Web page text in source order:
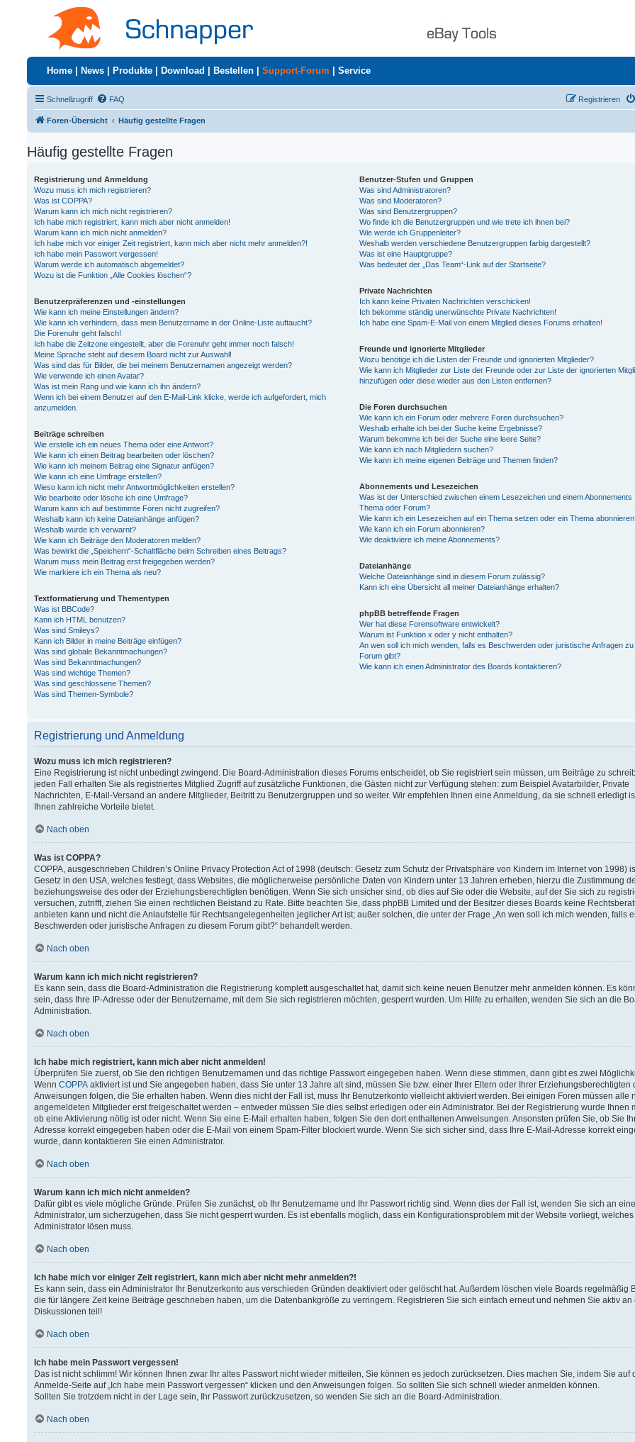
Home News Produkte Download Bestellen Support-Forum Service
Schnellzugriff FAQ Registrieren
Foren-Übersicht Häufig gestellte Fragen
Häufig gestellte Fragen
Registrierung und Anmeldung
Wozu muss ich mich registrieren?
Was ist COPPA?
Warum kann ich mich nicht registrieren?
Ich habe mich registriert, kann mich aber nicht anmelden!
Warum kann ich mich nicht anmelden?
Ich habe mich vor einiger Zeit registriert, kann mich aber nicht mehr anmelden?!
Ich habe mein Passwort vergessen!
Warum werde ich automatisch abgemeldet?
Wozu ist die Funktion „Alle Cookies löschen“?
Benutzerpräferenzen und -einstellungen
Wie kann ich meine Einstellungen ändern?
Wie kann ich verhindern, dass mein Benutzername in der Online-Liste auftaucht?
Die Forenuhr geht falsch!
Ich habe die Zeitzone eingestellt, aber die Forenuhr geht immer noch falsch!
Meine Sprache steht auf diesem Board nicht zur Auswahl!
Was sind das für Bilder, die bei meinem Benutzernamen angezeigt werden?
Wie verwende ich einen Avatar?
Was ist mein Rang und wie kann ich ihn ändern?
Wenn ich bei einem Benutzer auf den E-Mail-Link klicke, werde ich aufgefordert, mich
anzumelden.
Beiträge schreiben
Wie erstelle ich ein neues Thema oder eine Antwort?
Wie kann ich einen Beitrag bearbeiten oder löschen?
Wie kann ich meinem Beitrag eine Signatur anfügen?
Wie kann ich eine Umfrage erstellen?
Wieso kann ich nicht mehr Antwortmöglichkeiten erstellen?
Wie bearbeite oder lösche ich eine Umfrage?
Warum kann ich auf bestimmte Foren nicht zugreifen?
Weshalb kann ich keine Dateianhänge anfügen?
Weshalb wurde ich verwarnt?
Wie kann ich Beiträge den Moderatoren melden?
Was bewirkt die „Speichern“-Schaltfläche beim Schreiben eines Beitrags?
Warum muss mein Beitrag erst freigegeben werden?
Wie markiere ich ein Thema als neu?
Textformatierung und Thementypen
Was ist BBCode?
Kann ich HTML benutzen?
Was sind Smileys?
Kann ich Bilder in meine Beiträge einfügen?
Was sind globale Bekanntmachungen?
Was sind Bekanntmachungen?
Was sind wichtige Themen?
Was sind geschlossene Themen?
Was sind Themen-Symbole?
Benutzer-Stufen und Gruppen
Was sind Administratoren?
Was sind Moderatoren?
Was sind Benutzergruppen?
Wo finde ich die Benutzergruppen und wie trete ich ihnen bei?
Wie werde ich Gruppenleiter?
Weshalb werden verschiedene Benutzergruppen farbig dargestellt?
Was ist eine Hauptgruppe?
Was bedeutet der „Das Team“-Link auf der Startseite?
Private Nachrichten
Ich kann keine Privaten Nachrichten verschicken!
Ich bekomme ständig unerwünschte Private Nachrichten!
Ich habe eine Spam-E-Mail von einem Mitglied dieses Forums erhalten!
Freunde und ignorierte Mitglieder
Wozu benötige ich die Listen der Freunde und ignorierten Mitglieder?
Wie kann ich Mitglieder zur Liste der Freunde oder zur Liste der ignorierten
hinzufügen oder diese wieder aus den Listen entfernen?
Die Foren durchsuchen
Wie kann ich ein Forum oder mehrere Foren durchsuchen?
Weshalb erhalte ich bei der Suche keine Ergebnisse?
Warum bekomme ich bei der Suche eine leere Seite?
Wie kann ich nach Mitgliedern suchen?
Wie kann ich meine eigenen Beiträge und Themen finden?
Abonnements und Lesezeichen
Was ist der Unterschied zwischen einem Lesezeichen und einem Abonnements
Thema oder Forum?
Wie kann ich ein Lesezeichen auf ein Thema setzen oder ein Thema
Wie kann ich ein Forum abonnieren?
Wie deaktiviere ich meine Abonnements?
Dateianhänge
Welche Dateianhänge sind in diesem Forum zulässig?
Kann ich eine Übersicht all meiner Dateianhänge erhalten?
phpBB betreffende Fragen
Wer hat diese Forensoftware entwickelt?
Warum ist Funktion x oder y nicht enthalten?
An wen soll ich mich wenden, falls es Beschwerden oder juristische Anfragen
Forum gibt?
Wie kann ich einen Administrator des Boards kontaktieren?
Registrierung und Anmeldung
Wozu muss ich mich registrieren?
Eine Registrierung ist nicht unbedingt zwingend. Die Board-Administration dieses Forums entscheidet, ob Sie registriert sein müssen, um Beiträge zu
jeden Fall erhalten Sie als registriertes Mitglied Zugriff auf zusätzliche Funktionen, die Gästen nicht zur Verfügung stehen: zum Beispiel Avatarbilder, Private
Nachrichten, E-Mail-Versand an andere Mitglieder, Beitritt zu Benutzergruppen und so weiter. Wir empfehlen Ihnen eine Anmeldung, da sie schnell erledigt
Ihnen zahlreiche Vorteile bietet.
Nach oben
Was ist COPPA?
COPPA, ausgeschrieben Children’s Online Privacy Protection Act of 1998 (deutsch: Gesetz zum Schutz der Privatsphäre von Kindern im Internet von 1998)
Gesetz in den USA, welches festlegt, dass Websites, die möglicherweise persönliche Daten von Kindern unter 13 Jahren erheben, hierzu die Zustimmung
beziehungsweise des oder der Erziehungsberechtigten benötigen. Wenn Sie sich unsicher sind, ob dies auf Sie oder die Website, auf der Sie sich zu
versuchen, zutrifft, ziehen Sie einen rechtlichen Beistand zu Rate. Bitte beachten Sie, dass phpBB Limited und der Besitzer dieses Boards keine
anbieten kann und nicht die Anlaufstelle für Rechtsangelegenheiten jeglicher Art ist; außer solchen, die unter der Frage „An wen soll ich mich wenden, falls
Beschwerden oder juristische Anfragen zu diesem Forum gibt?“ behandelt werden.
Nach oben
Warum kann ich mich nicht registrieren?
Es kann sein, dass die Board-Administration die Registrierung komplett ausgeschaltet hat, damit sich keine neuen Benutzer mehr anmelden können. Es
sein, dass Ihre IP-Adresse oder der Benutzername, mit dem Sie sich registrieren möchten, gesperrt wurden. Um Hilfe zu erhalten, wenden Sie sich an die
Administration.
Nach oben
Ich habe mich registriert, kann mich aber nicht anmelden!
Überprüfen Sie zuerst, ob Sie den richtigen Benutzernamen und das richtige Passwort eingegeben haben. Wenn diese stimmen, dann gibt es zwei
Wenn COPPA aktiviert ist und Sie angegeben haben, dass Sie unter 13 Jahre alt sind, müssen Sie bzw. einer Ihrer Eltern oder Ihrer Erziehungsberechtigten
Anweisungen folgen, die Sie erhalten haben. Wenn dies nicht der Fall ist, muss Ihr Benutzerkonto vielleicht aktiviert werden. Bei einigen Foren müssen alle
angemeldeten Mitglieder erst freigeschaltet werden – entweder müssen Sie dies selbst erledigen oder ein Administrator. Bei der Registrierung wurde Ihnen
ob eine Aktivierung nötig ist oder nicht. Wenn Sie eine E-Mail erhalten haben, folgen Sie den dort enthaltenen Anweisungen. Ansonsten prüfen Sie, ob Sie
Adresse korrekt eingegeben haben oder die E-Mail von einem Spam-Filter blockiert wurde. Wenn Sie sich sicher sind, dass Ihre E-Mail-Adresse korrekt
wurde, dann kontaktieren Sie einen Administrator.
Nach oben
Warum kann ich mich nicht anmelden?
Dafür gibt es viele mögliche Gründe. Prüfen Sie zunächst, ob Ihr Benutzername und Ihr Passwort richtig sind. Wenn dies der Fall ist, wenden Sie sich an
Administrator, um sicherzugehen, dass Sie nicht gesperrt wurden. Es ist ebenfalls möglich, dass ein Konfigurationsproblem mit der Website vorliegt, welches
Administrator lösen muss.
Nach oben
Ich habe mich vor einiger Zeit registriert, kann mich aber nicht mehr anmelden?!
Es kann sein, dass ein Administrator Ihr Benutzerkonto aus verschieden Gründen deaktiviert oder gelöscht hat. Außerdem löschen viele Boards regelmäßig
die für längere Zeit keine Beiträge geschrieben haben, um die Datenbankgröße zu verringern. Registrieren Sie sich einfach erneut und nehmen Sie aktiv an
Diskussionen teil!
Nach oben
Ich habe mein Passwort vergessen!
Das ist nicht schlimm! Wir können Ihnen zwar Ihr altes Passwort nicht wieder mitteilen, Sie können es jedoch zurücksetzen. Dies machen Sie, indem Sie auf
Anmelde-Seite auf „Ich habe mein Passwort vergessen“ klicken und den Anweisungen folgen. So sollten Sie sich schnell wieder anmelden können.
Sollten Sie trotzdem nicht in der Lage sein, Ihr Passwort zurückzusetzen, so wenden Sie sich an die Board-Administration.
Nach oben